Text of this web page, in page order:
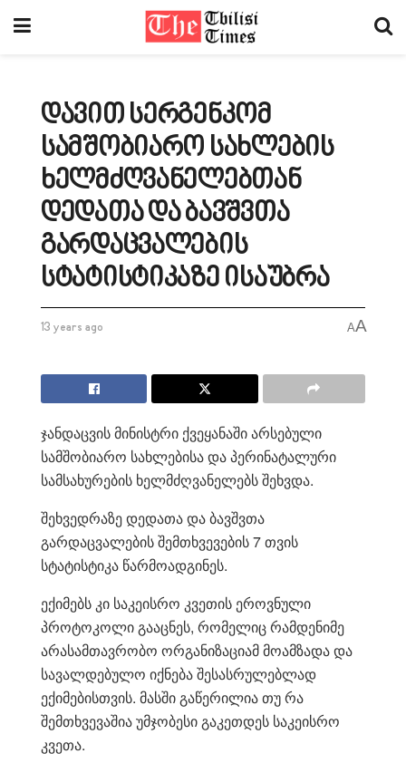
დავით სერგენკომ
სამშობიარო სახლების
ხელმძღვანელებთან
დედათა და ბავშვთა
გარდაცვალების
სტატისტიკაზე ისაუბრა
13 years ago AA
ჯანდაცვის მინისტრი ქვეყანაში არსებული
სამშობიარო სახლებისა და პერინატალური
სამსახურების ხელმძღვანელებს შეხვდა.
შეხვედრაზე დედათა და ბავშვთა
გარდაცვალების შემთხვევების 7 თვის
სტატისტიკა წარმოადგინეს.
ექიმებს კი საკეისრო კვეთის ეროვნული
პროტოკოლი გააცნეს, რომელიც რამდენიმე
არასამთავრობო ორგანიზაციამ მოამზადა და
სავალდებულო იქნება შესასრულებლად
ექიმებისთვის. მასში გაწერილია თუ რა
შემთხვევაშია უმჯობესი გაკეთდეს საკეისრო
კვეთა.